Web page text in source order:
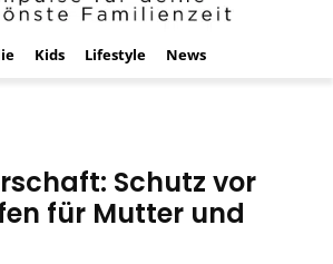
Kids Lifestyle News
Schutz vor
für Mutter und